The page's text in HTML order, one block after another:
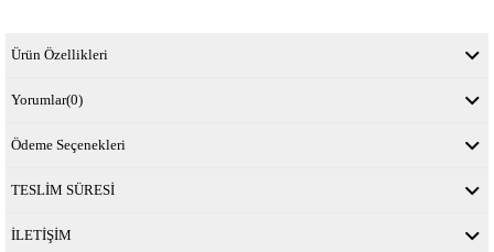
Ürün Özellikleri
Yorumlar(0)
Ödeme Seçenekleri
TESLİM SÜRESİ
İLETİŞİM